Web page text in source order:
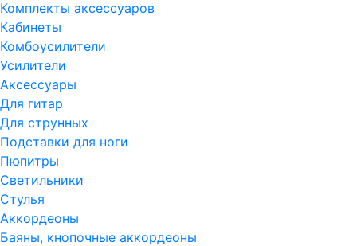
Комплекты аксессуаров
Кабинеты
Комбоусилители
Усилители
Аксессуары
Для гитар
Для струнных
Подставки для ноги
Пюпитры
Светильники
Стулья
Аккордеоны
Баяны, кнопочные аккордеоны